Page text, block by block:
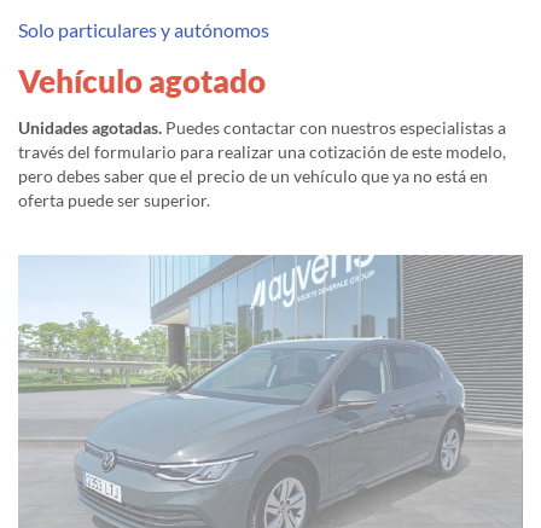
Solo particulares y autónomos
Vehículo agotado
Unidades agotadas. Puedes contactar con nuestros especialistas a
través del formulario para realizar una cotización de este modelo,
pero debes saber que el precio de un vehículo que ya no está en
oferta puede ser superior.